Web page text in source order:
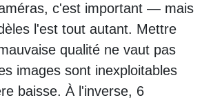
c'est important — mais
l'est tout autant. Mettre
qualité ne vaut pas
images sont inexploitables
baisse. À l'inverse, 6